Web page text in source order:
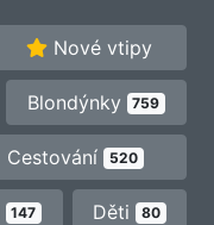
Nové vtipy
Blondýnky 759
Cestování 520
147 Děti 80